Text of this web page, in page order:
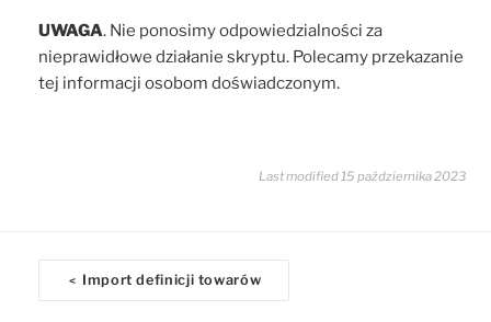
UWAGA. Nie ponosimy odpowiedzialności za
nieprawidłowe działanie skryptu. Polecamy przekazanie
tej informacji osobom doświadczonym.
Last modified 15 października 2023
o
< Import definicji towarów